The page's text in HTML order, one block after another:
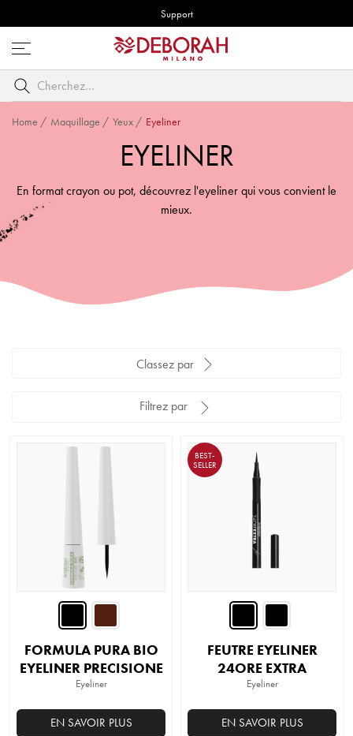
Support
Ouvrez
le
menu
Cherchez
par
mot
Home / Maquillage / Yeux/ Eyeliner
EYELINER
En format crayon ou pot, découvrez l'eyeliner qui vous convient le
mieux.
Classez par
Filtrez par
FORMULA PURA BIO
EYELINER PRECISIONE
Eyeliner
EN SAVOIR PLUS
BEST-
SELLER
FEUTRE EYELINER
24ORE EXTRA
Eyeliner
EN SAVOIR PLUS